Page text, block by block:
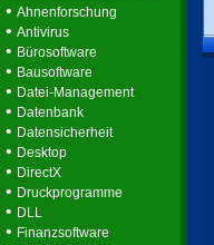
• Ahnenforschung
• Antivirus
• Bürosoftware
• Bausoftware
• Datei-Management
• Datenbank
• Datensicherheit
• Desktop
• DirectX
• Druckprogramme
• DLL
• Finanzsoftware